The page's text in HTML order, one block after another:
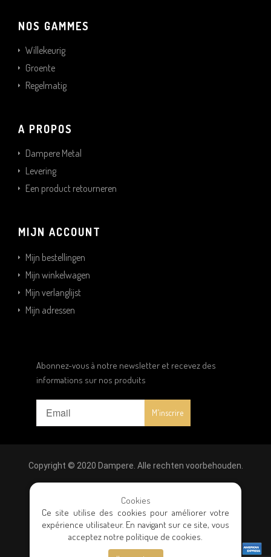
NOS GAMMES
Willekeurig
Groente
Regelmatig
A PROPOS
Dampere Metal
Levering
Een product retourneren
MIJN ACCOUNT
Mijn bestellingen
Mijn winkelwagen
Mijn verlanglijst
Mijn adressen
Abonnez-vous à notre newsletter et recevez des
informations sur nos produits
Copyright © 2020 Dampere. Alle rechten voorbehouden.
Wettelijke vermeldingen |Privacybeleid
verkoopvoorwaarden
Cookies
Ce site utilise des cookies pour améliorer votre
expérience utilisateur. En navigant sur ce site, vous
acceptez notre politique de cookies.